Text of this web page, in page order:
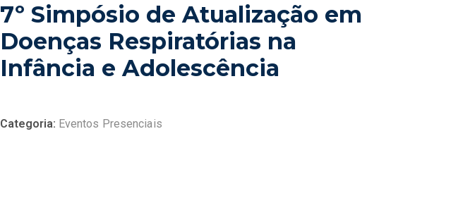
7º Simpósio de Atualização em
Doenças Respiratórias na
Infância e Adolescência
Categoria: Eventos Presenciais